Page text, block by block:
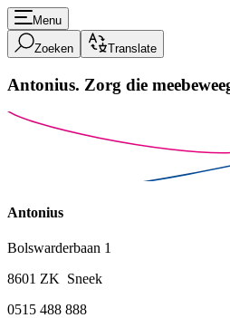
Menu
Zoeken Translate
Antonius. Zorg die
Antonius
Bolswarderbaan 1
8601 ZK Sneek
0515 488 888